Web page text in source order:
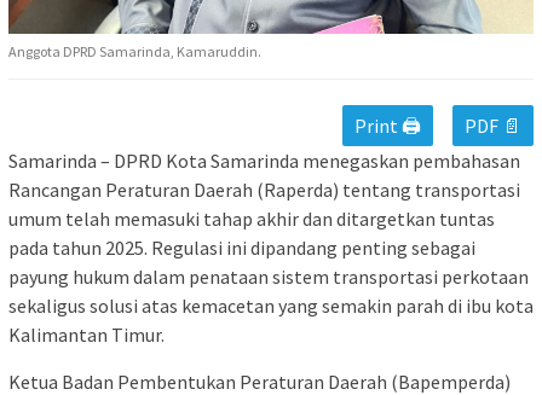
Anggota DPRD Samarinda, Kamaruddin.
Print 🖨
PDF 📄
Samarinda – DPRD Kota Samarinda menegaskan pembahasan
Rancangan Peraturan Daerah (Raperda) tentang transportasi
umum telah memasuki tahap akhir dan ditargetkan tuntas
pada tahun 2025. Regulasi ini dipandang penting sebagai
payung hukum dalam penataan sistem transportasi perkotaan
sekaligus solusi atas kemacetan yang semakin parah di ibu kota
Kalimantan Timur.
Ketua Badan Pembentukan Peraturan Daerah (Bapemperda)